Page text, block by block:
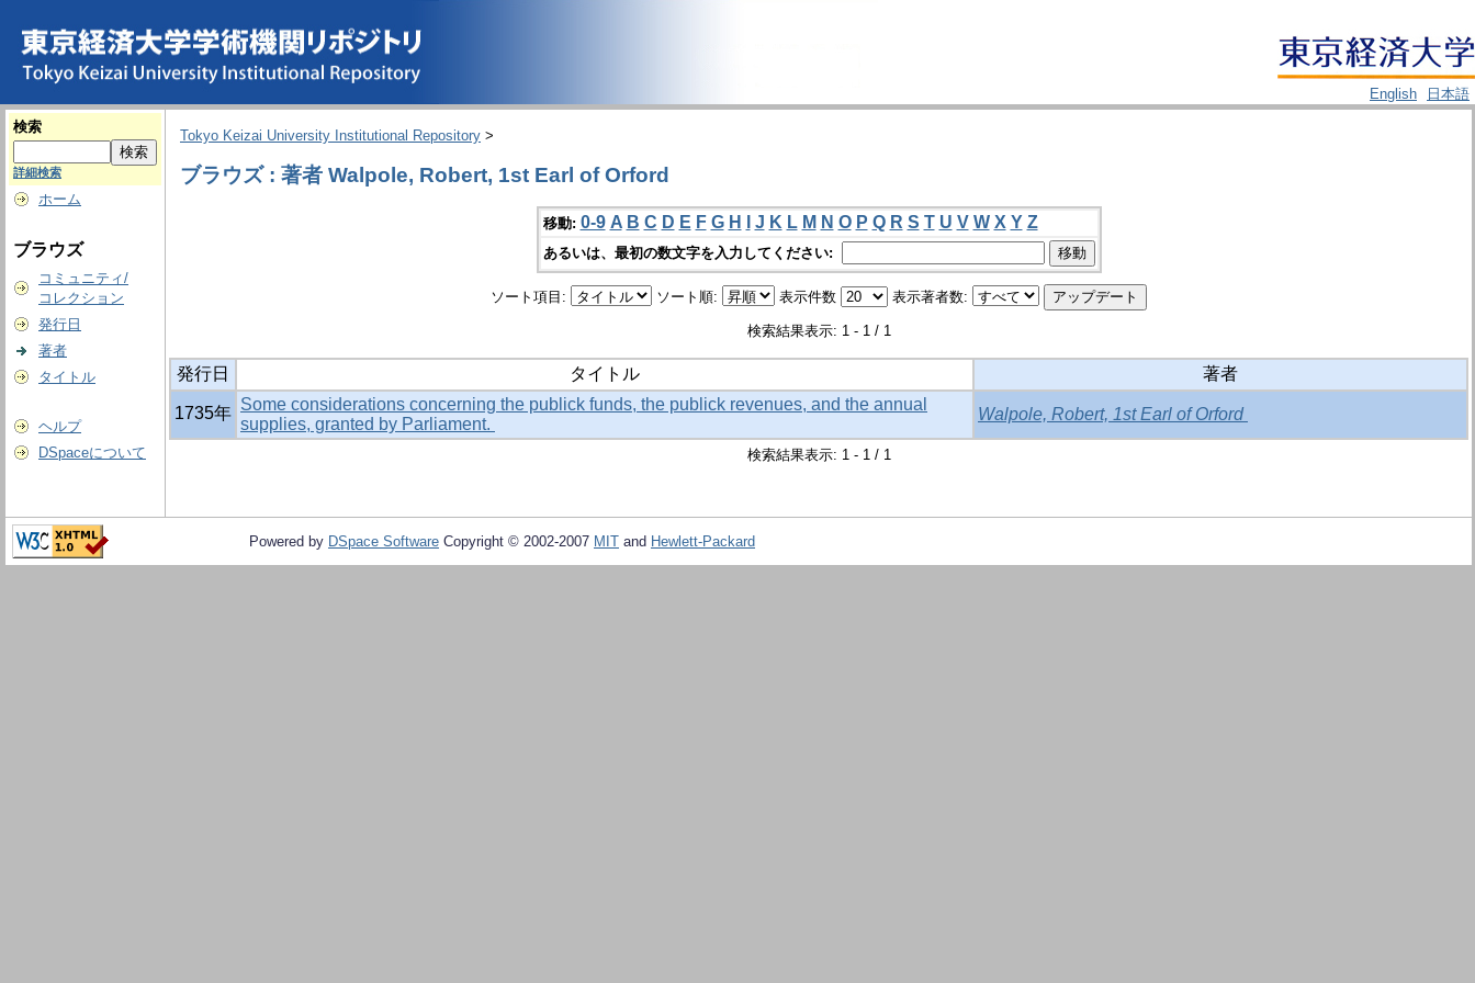
English
日本語
検索
詳細検索
ホーム
ブラウズ
コミュニティ/
コレクション
発行日
著者
タイトル
ヘルプ
DSpaceについて
Tokyo Keizai University Institutional Repository >
ブラウズ : 著者 Walpole, Robert, 1st Earl of Orford
移動: 0-9 A B C D E F G H J K L M N O P Q R S T U V W X Y Z
あるいは、最初の数文字を入力してください:
ソート項目: ソート順: 表示件数 表示著者数:
検索結果表示: 1 - 1 / 1
発行日 タイトル 著者
1735年 Some considerations concerning the publick funds, the publick revenues, and the annual
supplies, granted by Parliament.
Walpole, Robert, 1st Earl of Orford
検索結果表示: 1 - 1 / 1
Powered by DSpace Software Copyright © 2002-2007 MIT and Hewlett-Packard